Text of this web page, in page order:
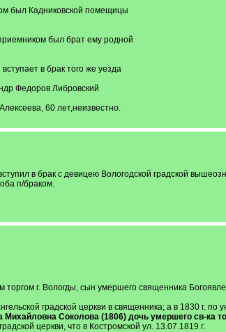
был Кадниковской помещицы
был брат ему родной
в брак того же уезда
Федоров Либровский
60 лет,неизвестно.
в брак с девицею Вологодской градской
п/браком.
г. Вологды, сын умершего священника
градской церкви в священника; а в 1830 г. по
Соколова (1806) дочь умершего св-ка
церкви, что в Костромской ул. 13.07.1819 г.